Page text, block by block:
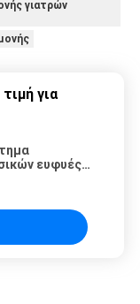
γιατρών
για
ευφυές